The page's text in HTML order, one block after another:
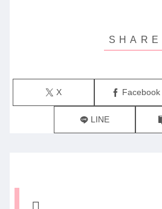
X Facebook
LINE